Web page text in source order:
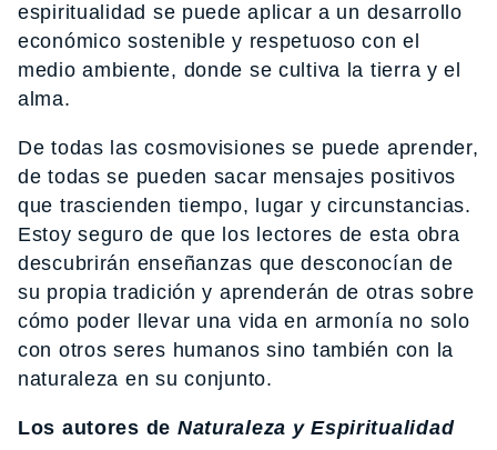
espiritualidad se puede aplicar a un desarrollo
económico sostenible y respetuoso con el
medio ambiente, donde se cultiva la tierra y el
alma.
De todas las cosmovisiones se puede aprender,
de todas se pueden sacar mensajes positivos
que trascienden tiempo, lugar y circunstancias.
Estoy seguro de que los lectores de esta obra
descubrirán enseñanzas que desconocían de
su propia tradición y aprenderán de otras sobre
cómo poder llevar una vida en armonía no solo
con otros seres humanos sino también con la
naturaleza en su conjunto.
Los autores de Naturaleza y Espiritualidad